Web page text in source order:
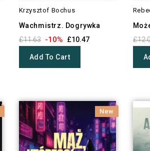
Krzysztof Bochus
Wachmistrz. Dogrywka
£11.63 -10% £10.47
Add To Cart
New